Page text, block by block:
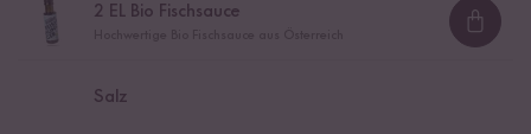
2 EL Bio Fischsauce
Salz